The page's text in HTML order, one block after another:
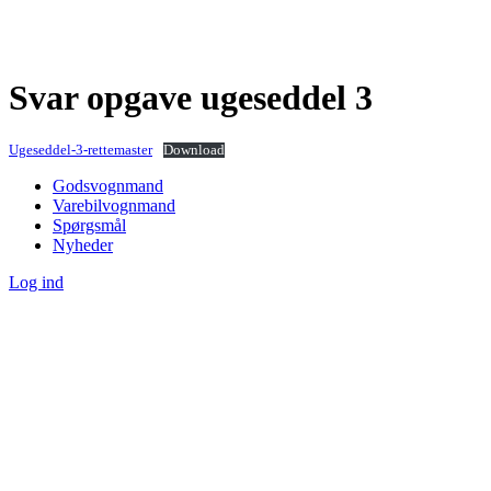
Svar opgave ugeseddel 3
Ugeseddel-3-rettemaster Download
Godsvognmand
Varebilvognmand
Spørgsmål
Nyheder
Log ind